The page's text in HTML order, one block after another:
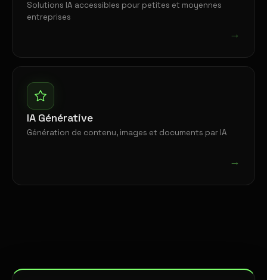
Solutions IA accessibles pour petites et moyennes
entreprises
→
IA Générative
Génération de contenu, images et documents par IA
→